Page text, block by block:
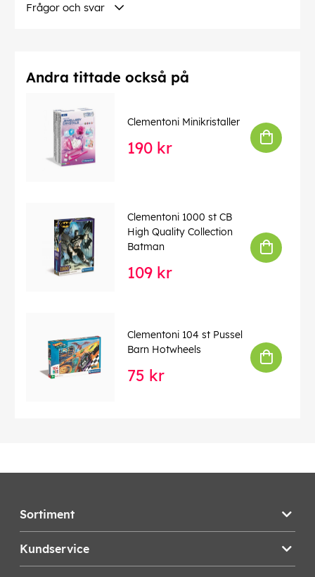
Frågor och svar
Andra tittade också på
Clementoni Minikristaller
190 kr
Clementoni 1000 st CB
High Quality Collection
Batman
109 kr
Clementoni 104 st Pussel
Barn Hotwheels
75 kr
Sortiment
Kundservice